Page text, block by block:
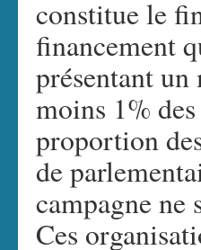
constitue le
financement
présentant
moins 1%
proportion
de
campagne ne
Ces